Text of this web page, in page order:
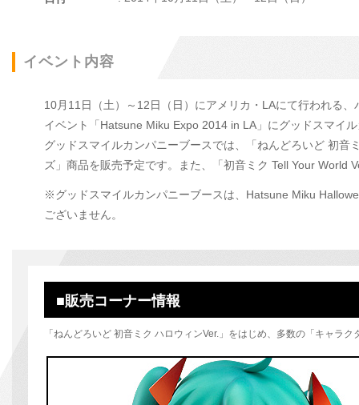
イベント内容
10月11日（土）～12日（日）にアメリカ・LAにて行われる
イベント「Hatsune Miku Expo 2014 in LA」にグッドスマイ
グッドスマイルカンパニーブースでは、「ねんどろいど 初
ズ」商品を販売予定です。また、「初音ミク Tell Your World
※グッドスマイルカンパニーブースは、Hatsune Miku
ございません。
■販売コーナー情報
「ねんどろいど 初音ミク ハロウィンVer.」をはじめ、多数の「キャラ